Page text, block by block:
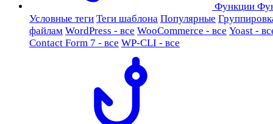
Функции
Условные теги Теги шаблона Популярные
файлам WordPress - все WooCommerce - все Yoast -
Contact Form 7 - все WP-CLI - все